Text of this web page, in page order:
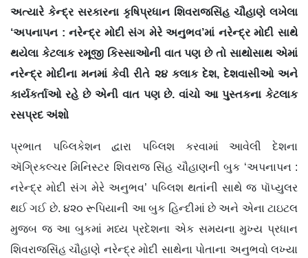
અત્યારે કેન્દ્ર સરકારના કૃષિપ્રધાન શિવરાજસિંહ ચૌહાણે લખેલા
‘અપનાપન : નરેન્દ્ર મોદી સંગ મેરે અનુભવ’માં નરેન્દ્ર મોદી સાથે
થયેલા કેટલાક રમૂજી કિસ્સાઓની વાત પણ છે તો સાથોસાથ એમાં
નરેન્દ્ર મોદીના મનમાં કેવી રીતે ૨૪ કલાક દેશ, દેશવાસીઓ અને
કાર્યકર્તાઓ રહે છે એની વાત પણ છે. વાંચો આ પુસ્તકના કેટલાક
રસપ્રદ અંશો
પ્રભાત પબ્લિકેશન દ્વારા પબ્લિશ કરવામાં આવેલી દેશના
ઍગ્રિકલ્ચર મિનિસ્ટર શિવરાજ સિંહ ચૌહાણની બુક ‘અપનાપન :
નરેન્દ્ર મોદી સંગ મેરે અનુભવ’ પબ્લિશ થતાંની સાથે જ પૉપ્યુલર
થઈ ગઈ છે. ૪૨૦ રૂપિયાની આ બુક હિન્દીમાં છે અને એના ટાઇટલ
મુજબ જ આ બુકમાં મધ્ય પ્રદેશના એક સમયના મુખ્ય પ્રધાન
શિવરાજસિંહ ચૌહાણે નરેન્દ્ર મોદી સાથેના પોતાના અનુભવો લખ્યા